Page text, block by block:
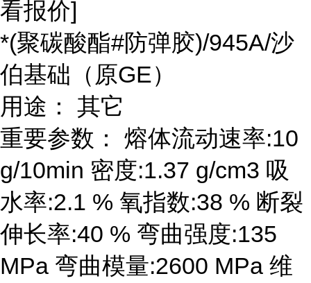
看报价]
*(聚碳酸酯#防弹胶)/945A/沙
伯基础（原GE）
用途： 其它
重要参数： 熔体流动速率:10
g/10min 密度:1.37 g/cm3 吸
水率:2.1 % 氧指数:38 % 断裂
伸长率:40 % 弯曲强度:135
MPa 弯曲模量:2600 MPa 维